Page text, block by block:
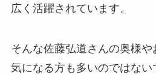
広く活躍されています。
そんな佐藤弘道さんの奥様や
気になる方も多いのではない